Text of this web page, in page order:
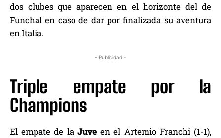
dos clubes que aparecen en el horizonte del de
Funchal en caso de dar por finalizada su aventura
en Italia.
- Publicidad -
Triple empate por la
Champions
El empate de la Juveen el Artemio Franchi (1-1),